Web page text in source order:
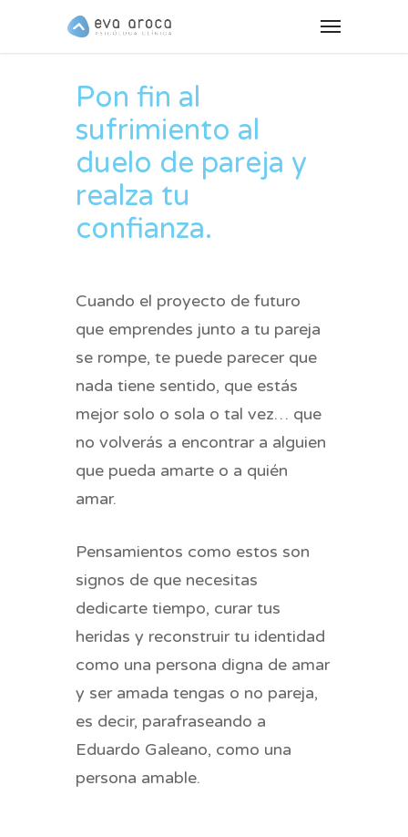
Pon fin al
sufrimiento al
duelo de pareja y
realza tu
confianza.
Cuando el proyecto de futuro
que emprendes junto a tu pareja
se rompe, te puede parecer que
nada tiene sentido, que estás
mejor solo o sola o tal vez… que
no volverás a encontrar a alguien
que pueda amarte o a quién
amar.
Pensamientos como estos son
signos de que necesitas
dedicarte tiempo, curar tus
heridas y reconstruir tu identidad
como una persona digna de amar
y ser amada tengas o no pareja,
es decir, parafraseando a
Eduardo Galeano, como una
persona amable.